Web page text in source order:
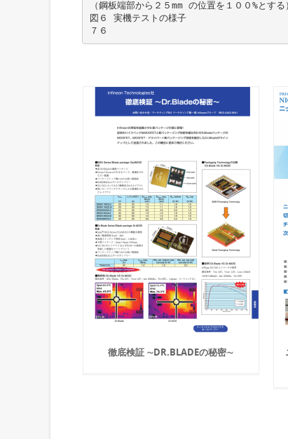
（鋼板端部から２５mm の位置を１００%とする）
図６ 実機テストの様子
徹底検証 ∼DR.BLADEの秘密∼